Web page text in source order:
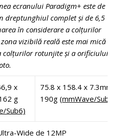
ecranului Paradigm+ este de
dreptunghiul complet și de 6,5
în considerare a colțurilor
vizibilă reală este mai mică
colțurilor rotunjite și a orificiului
x
g
Sub6)
75.8 x 158.4 x 7.3mm,
190g (mmWave/
Wide de 12MP